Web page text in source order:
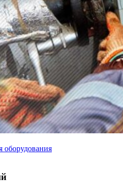
оборудования